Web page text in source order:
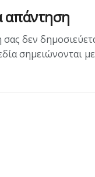
απάντηση
δεν
σημειώνονται με